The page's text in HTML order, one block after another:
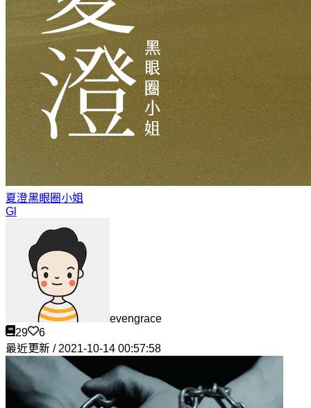
夏澄黑眼圈小姐
Gl
evengrace
29
6
最近更新 / 2021-10-14 00:57:58